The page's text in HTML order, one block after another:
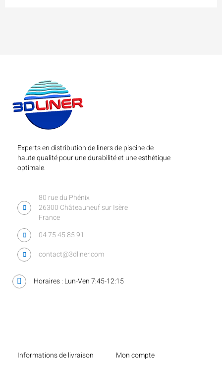
Experts en distribution de liners de piscine de
haute qualité pour une durabilité et une esthétique
optimale.
80 rue du Phénix
26300 Châteauneuf sur Isère
France
04 75 45 85 91
contact@3dliner.com
Horaires : Lun-Ven 7:45-12:15
Informations de livraison
Mon compte